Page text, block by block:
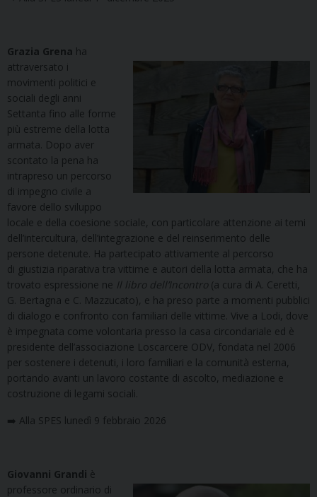
Grazia Grena ha
attraversato i
movimenti politici e
sociali degli anni
Settanta fino alle forme
più estreme della lotta
armata. Dopo aver
scontato la pena ha
intrapreso un percorso
di impegno civile a
favore dello sviluppo
locale e della coesione sociale, con particolare attenzione ai temi
dell’intercultura, dell’integrazione e del reinserimento delle
persone detenute. Ha partecipato attivamente al percorso
di giustizia riparativa tra vittime e autori della lotta armata, che ha
trovato espressione ne Il libro dell’Incontro (a cura di A. Ceretti,
G. Bertagna e C. Mazzucato), e ha preso parte a momenti pubblici
di dialogo e confronto con familiari delle vittime. Vive a Lodi, dove
è impegnata come volontaria presso la casa circondariale ed è
presidente dell’associazione Loscarcere ODV, fondata nel 2006
per sostenere i detenuti, i loro familiari e la comunità esterna,
portando avanti un lavoro costante di ascolto, mediazione e
costruzione di legami sociali.
➡️ Alla SPES lunedì 9 febbraio 2026
Giovanni Grandi è
professore ordinario di